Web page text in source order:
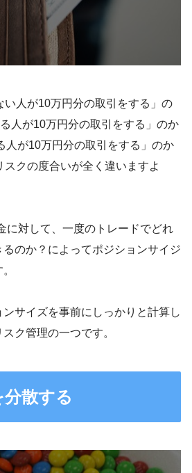
い人が10万円分の取引をする」の
人が10万円分の取引をする」のか
人が10万円分の取引をする」のか
クの度合いが全く違いますよ
に対して、一度のトレードでどれ
のか？によってポジションサイジ
サイズを事前にしっかりと計算し
ク管理の一つです。
散する